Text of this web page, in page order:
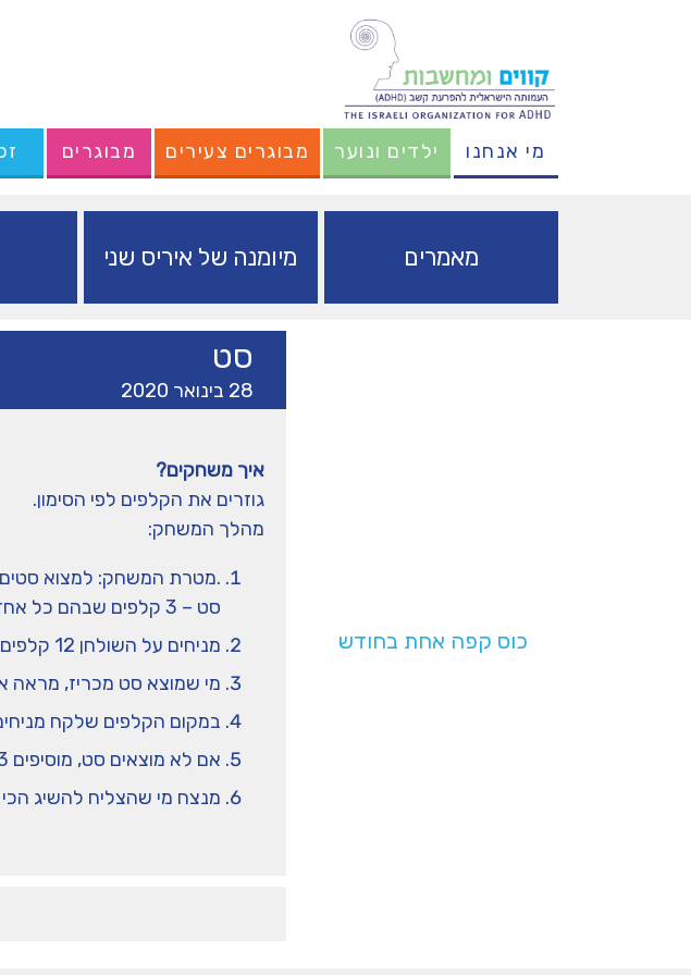
מי אנחנו ילדים ונוער מבוגרים צעירים מבוגרים
מאמרים מיומנה של איריס שני
כוס קפה אחת בחודש
סט
28 בינואר 2020
איך משחקים?
גוזרים את הקלפים לפי הסימון.
מהלך המשחק:
.מטרת המשחק: למצוא
סט – 3 קלפים שבהם כל אחד מהמאפיינים זהה או שונה.
מניחים על השולחן 12 קלפים גלויים.
מי שמוצא סט מכריז,
במקום הקלפים שלקח מניחים 3 קלפים
אם לא מוצאים סט, מוסיפים 3 קלפים וממשיכים לחפש.
מנצח מי שהצליח להשיג